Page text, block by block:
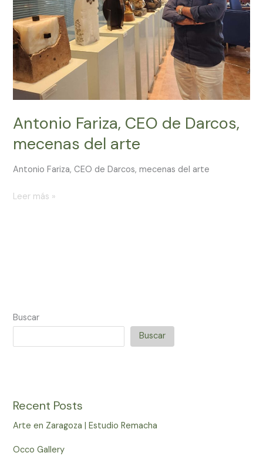
Antonio Fariza, CEO de Darcos,
mecenas del arte
Antonio Fariza, CEO de Darcos, mecenas del arte
del
arte
Leer más »
Buscar
Buscar
Recent Posts
Arte en Zaragoza | Estudio Remacha
Occo Gallery